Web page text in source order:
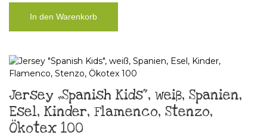
In den Warenkorb
Jersey „Spanish Kids“, weiß, Spanien,
Esel, Kinder, Flamenco, Stenzo,
Ökotex 100